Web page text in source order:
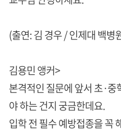
(출연: 김 경우 / 인제대 백병
김용민 앵커>
본격적인 질문에 앞서 초·
야 하는 건지 궁금한데요.
입학 전 필수 예방접종을 꼭